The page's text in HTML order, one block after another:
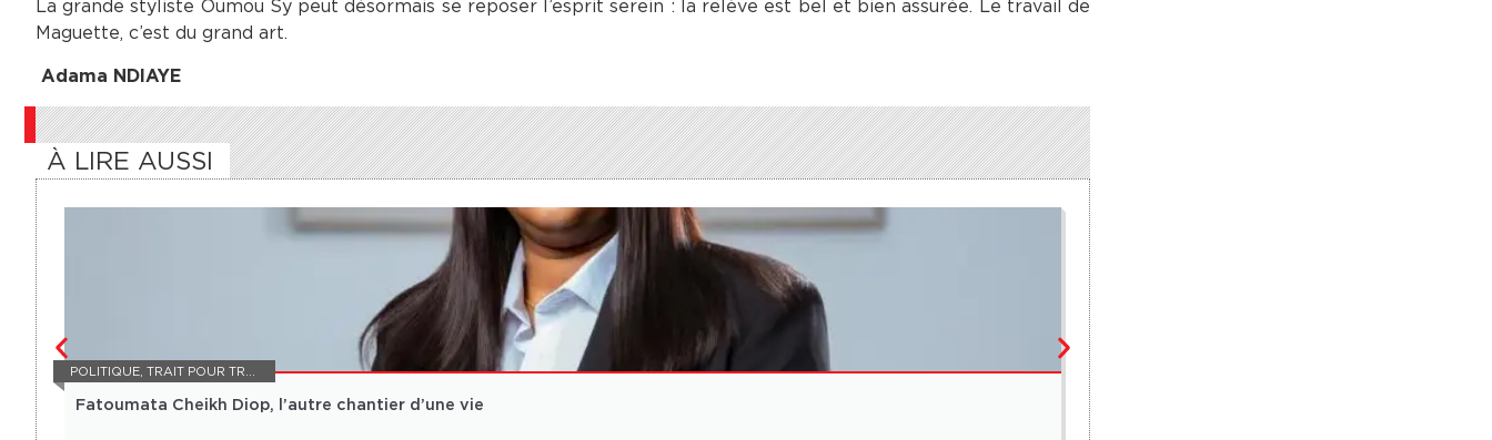
La grande styliste Oumou Sy peut désormais se reposer l’esprit serein : la relève est bel et bien assurée. Le travail de
Maguette, c’est du grand art.
Adama NDIAYE
À LIRE AUSSI
POLITIQUE, TRAIT POUR TRAIT
Fatoumata Cheikh Diop, l’autre chantier d’une vie
TRAIT POUR TRAIT